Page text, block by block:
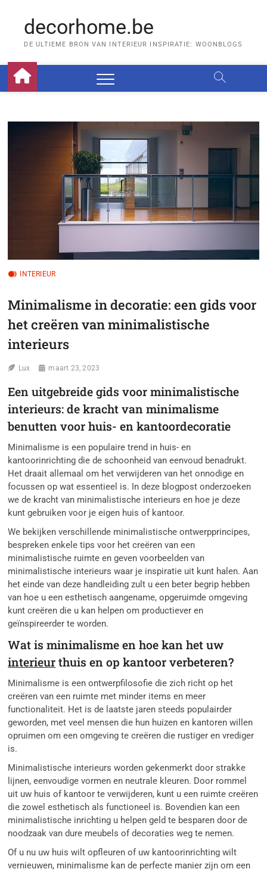
contentdecorhome.be
DE ULTIEME BRON VAN INTERIEUR INSPIRATIE: WOONBLOGS
INTERIEUR
Minimalisme in decoratie: een gids voor
het creëren van minimalistische
interieurs
Lux maart 23, 2023
Een uitgebreide gids voor minimalistische
interieurs: de kracht van minimalisme
benutten voor huis- en kantoordecoratie
Minimalisme is een populaire trend in huis- en
kantoorinrichting die de schoonheid van eenvoud benadrukt.
Het draait allemaal om het verwijderen van het onnodige en
focussen op wat essentieel is. In deze blogpost onderzoeken
we de kracht van minimalistische interieurs en hoe je deze
kunt gebruiken voor je eigen huis of kantoor.
We bekijken verschillende minimalistische ontwerpprincipes,
bespreken enkele tips voor het creëren van een
minimalistische ruimte en geven voorbeelden van
minimalistische interieurs waar je inspiratie uit kunt halen. Aan
het einde van deze handleiding zult u een beter begrip hebben
van hoe u een esthetisch aangename, opgeruimde omgeving
kunt creëren die u kan helpen om productiever en
geïnspireerder te worden.
Wat is minimalisme en hoe kan het uw
interieur thuis en op kantoor verbeteren?
Minimalisme is een ontwerpfilosofie die zich richt op het
creëren van een ruimte met minder items en meer
functionaliteit. Het is de laatste jaren steeds populairder
geworden, met veel mensen die hun huizen en kantoren willen
opruimen om een omgeving te creëren die rustiger en vrediger
is.
Minimalistische interieurs worden gekenmerkt door strakke
lijnen, eenvoudige vormen en neutrale kleuren. Door rommel
uit uw huis of kantoor te verwijderen, kunt u een ruimte creëren
die zowel esthetisch als functioneel is. Bovendien kan een
minimalistische inrichting u helpen geld te besparen door de
noodzaak van dure meubels of decoraties weg te nemen.
Of u nu uw huis wilt opfleuren of uw kantoorinrichting wilt
vernieuwen, minimalisme kan de perfecte manier zijn om een